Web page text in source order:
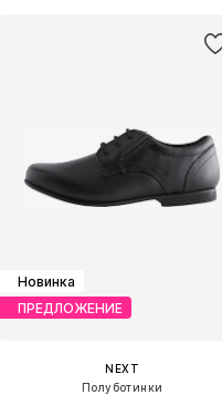
Новинка
ПРЕДЛОЖЕНИЕ
NEXT
Полуботинки